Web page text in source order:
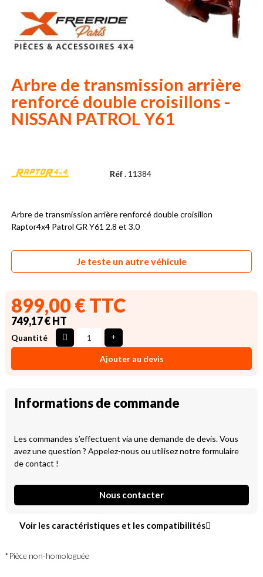
Arbre de transmission arrière
renforcé double croisillons -
NISSAN PATROL Y61
Réf . 11384
Arbre de transmission arrière renforcé double croisillon
Raptor4x4 Patrol GR Y61 2.8 et 3.0
Je teste un autre véhicule
899,00 € TTC
749,17 € HT
Quantité
Ajouter au devis
Informations de commande
Les commandes s’effectuent via une demande de devis. Vous
avez une question ? Appelez-nous ou utilisez notre formulaire
de contact !
Nous contacter
Voir les caractéristiques et les compatibilités
*Pièce non-homologuée